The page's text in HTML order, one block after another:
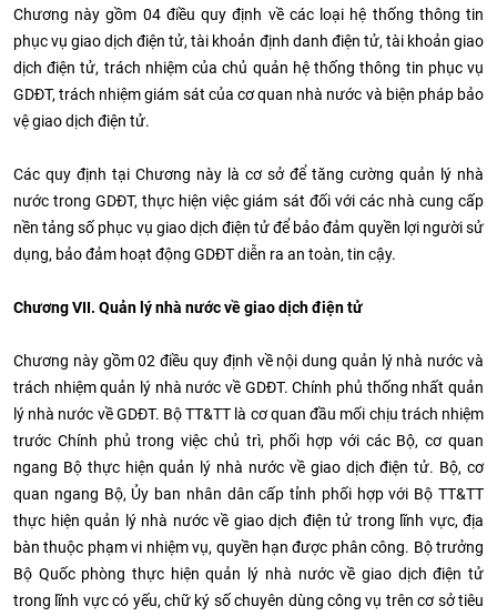
Chương này gồm 04 điều quy định về các loại hệ thống thông tin
phục vụ giao dịch điện tử, tài khoản định danh điện tử, tài khoản giao
dịch điện tử, trách nhiệm của chủ quản hệ thống thông tin phục vụ
GDĐT, trách nhiệm giám sát của cơ quan nhà nước và biện pháp bảo
vệ giao dịch điện tử.
Các quy định tại Chương này là cơ sở để tăng cường quản lý nhà
nước trong GDĐT, thực hiện việc giám sát đối với các nhà cung cấp
nền tảng số phục vụ giao dịch điện tử để bảo đảm quyền lợi người sử
dụng, bảo đảm hoạt động GDĐT diễn ra an toàn, tin cậy.
Chương VII. Quản lý nhà nước về giao dịch điện tử
Chương này gồm 02 điều quy định về nội dung quản lý nhà nước và
trách nhiệm quản lý nhà nước về GDĐT. Chính phủ thống nhất quản
lý nhà nước về GDĐT. Bộ TT&TT là cơ quan đầu mối chịu trách nhiệm
trước Chính phủ trong việc chủ trì, phối hợp với các Bộ, cơ quan
ngang Bộ thực hiện quản lý nhà nước về giao dịch điện tử. Bộ, cơ
quan ngang Bộ, Ủy ban nhân dân cấp tỉnh phối hợp với Bộ TT&TT
thực hiện quản lý nhà nước về giao dịch điện tử trong lĩnh vực, địa
bàn thuộc phạm vi nhiệm vụ, quyền hạn được phân công. Bộ trưởng
Bộ Quốc phòng thực hiện quản lý nhà nước về giao dịch điện tử
trong lĩnh vực có yếu, chữ ký số chuyên dùng công vụ trên cơ sở tiêu